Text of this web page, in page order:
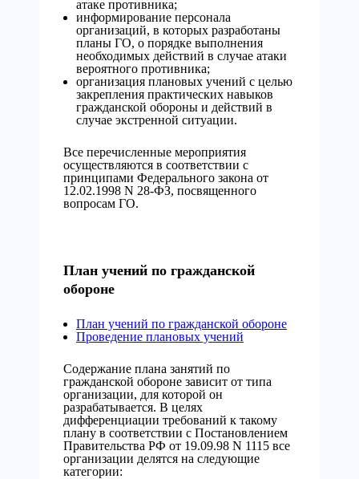
атаке противника;
информирование персонала
организаций, в которых разработаны
планы ГО, о порядке выполнения
необходимых действий в случае атаки
вероятного противника;
организация плановых учений с целью
закрепления практических навыков
гражданской обороны и действий в
случае экстренной ситуации.
Все перечисленные мероприятия
осуществляются в соответствии с
принципами Федерального закона от
12.02.1998 N 28-ФЗ, посвященного
вопросам ГО.
План учений по гражданской
обороне
План учений по гражданской обороне
Проведение плановых учений
Содержание плана занятий по
гражданской обороне зависит от типа
организации, для которой он
разрабатывается. В целях
дифференциации требований к такому
плану в соответствии с Постановлением
Правительства РФ от 19.09.98 N 1115 все
организации делятся на следующие
категории: